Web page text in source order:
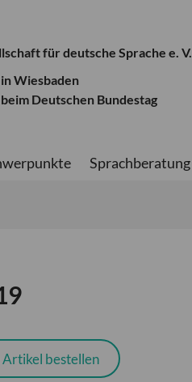
für deutsche Sprache e. V.
in Wiesbaden
beim Deutschen Bundestag
Sprachberatung
Artikel bestellen